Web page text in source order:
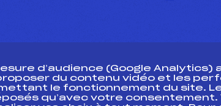
d’audience (Google Analytics)
du contenu vidéo et les
le fonctionnement du site.
qu’avec votre consentement.